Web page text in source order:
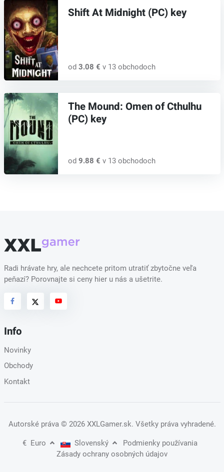
Shift At Midnight (PC) key
od 3.08 € v 13 obchodoch
The Mound: Omen of Cthulhu
(PC) key
od 9.88 € v 13 obchodoch
Radi hrávate hry, ale nechcete pritom utratiť zbytočne veľa
peňazí? Porovnajte si ceny hier u nás a ušetrite.
Info
Novinky
Obchody
Kontakt
Autorské práva © 2026 XXLGamer.sk. Všetky práva vyhradené.
€ Euro Slovenský
Podmienky používania
Zásady ochrany osobných údajov